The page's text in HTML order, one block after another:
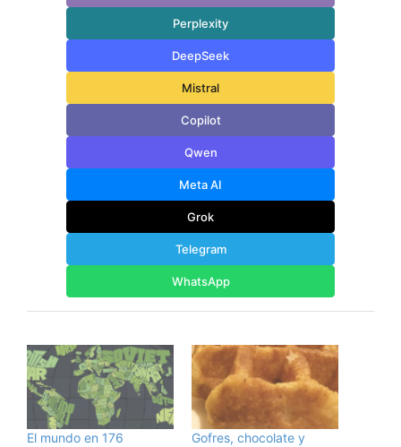
Perplexity
DeepSeek
Mistral
Copilot
Qwen
Meta AI
Grok
Telegram
WhatsApp
El mundo en 176
Gofres, chocolate y